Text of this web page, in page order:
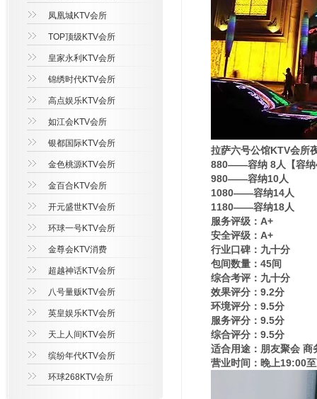
凤凰城KTV会所
TOP顶级KTV会所
皇家永利KTV会所
锦绣时代KTV会所
高点娱乐KTV会所
如江会KTV会所
银都国际KTV会所
金色桃源KTV会所
金百合KTV会所
开元盛世KTV会所
环球一号KTV会所
金尊会KTV消费
超越神话KTV会所
八号量贩KTV会所
英皇娱乐KTV会所
天上人间KTV会所
缤纷年代KTV会所
环球268KTV会所
拉萨六号公馆KTV会所
880——容纳 8人【容纳
980——容纳10人
1080——容纳14人
1180——容纳18人
服务评级：A+
安全评级：A+
行业口碑：九十分
包间数量：45间
综合考评：九十分
效果评分：9.2分
环境评分：9.5分
服务评分：9.5分
综合评分：9.5分
适合用途：朋友聚会 商
营业时间：晚上19:00